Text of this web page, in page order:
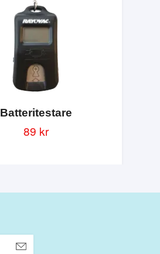
Batteritestare
89 kr